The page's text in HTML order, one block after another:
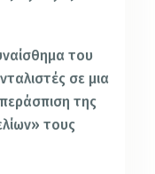
του
σε μια
της
τους